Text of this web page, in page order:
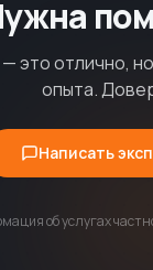
это отлично,
опыта.
Написать
об услугах